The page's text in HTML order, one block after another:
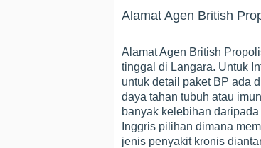
Alamat Agen British
Alamat Agen British
tinggal di Langara. Untuk
untuk detail paket BP ada
daya tahan tubuh atau
banyak kelebihan
Inggris pilihan dimana
jenis penyakit kronis